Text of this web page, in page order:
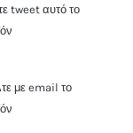
tweet αυτό το
με email το